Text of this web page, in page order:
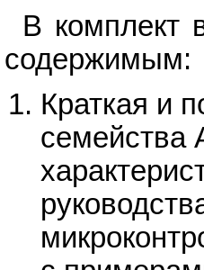
В комплект
содержимым:
Краткая и
семейства